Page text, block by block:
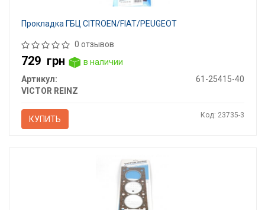
Прокладка ГБЦ CITROEN/FIAT/PEUGEOT
0 отзывов
729 грн
в наличии
Артикул:
61-25415-40
VICTOR REINZ
КУПИТЬ Код: 23735-3